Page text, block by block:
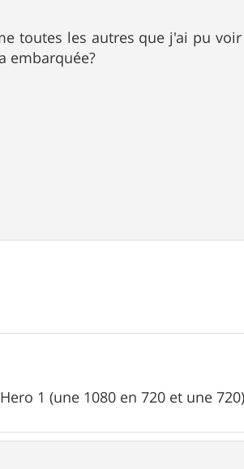
toutes les autres que j'ai pu
embarquée?
1 (une 1080 en 720 et une 720)